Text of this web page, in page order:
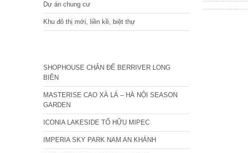
Dự án chung cư
Khu đô thị mới, liền kề, biệt thự
SHOPHOUSE CHÂN ĐẾ BERRIVER LONG
BIÊN
MASTERISE CAO XÀ LÁ – HÀ NỘI SEASON
GARDEN
ICONIA LAKESIDE TỐ HỮU MIPEC
IMPERIA SKY PARK NAM AN KHÁNH